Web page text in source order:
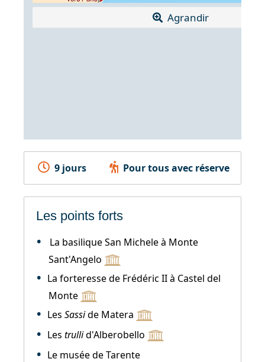
Agrandir
9 jours Pour tous avec réserve
Les points forts
La basilique San Michele à Monte
Sant'Angelo
La forteresse de Frédéric II à Castel del
Monte
Les Sasside Matera
Les trullid'Alberobello
Le musée de Tarente